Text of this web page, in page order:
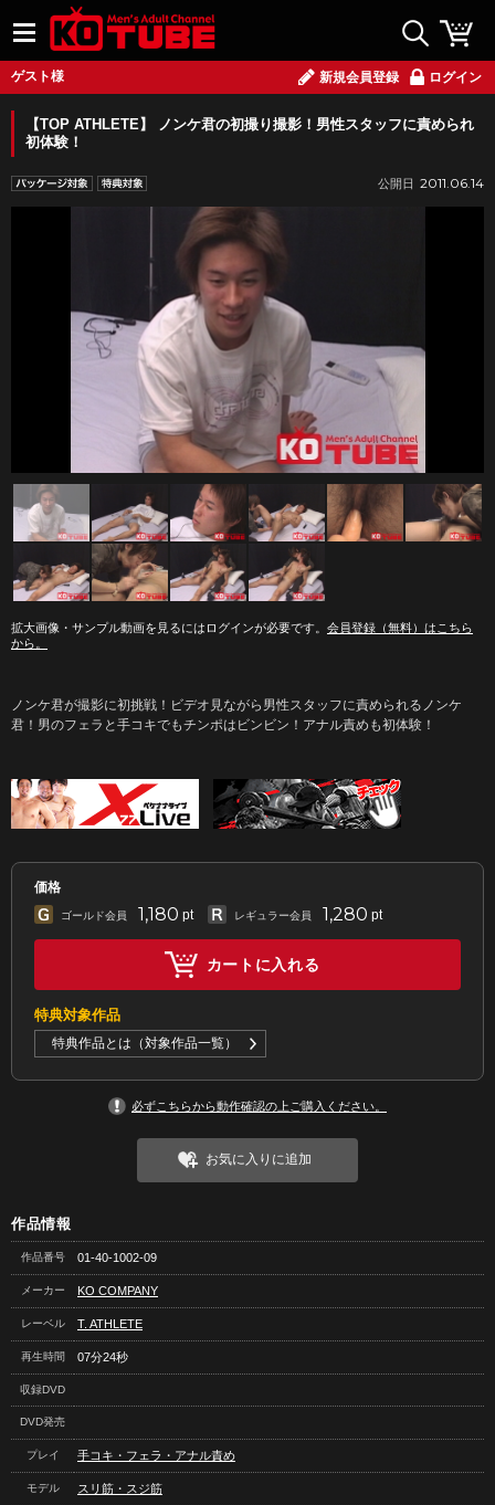
ゲスト様 新規会員登録 ログイン
【TOP ATHLETE】 ノンケ君の初撮り撮影！男性スタッフに責められ
初体験！
2011.06.14
拡大画像・サンプル動画を見るにはログインが必要です。 会員登録（無料）はこちら
から。
ノンケ君が撮影に初挑戦！ビデオ見ながら男性スタッフに責められるノンケ
君！男のフェラと手コキでもチンポはビンビン！アナル責めも初体験！
価格
ゴールド会員 1,180 pt レギュラー会員 1,280 pt
カートに入れる
特典対象作品
特典作品とは（対象作品一覧）
必ずこちらから動作確認の上ご購入ください。
お気に入りに追加
作品情報
作品番号 01-40-1002-09
メーカー KO COMPANY
レーベル T. ATHLETE
再生時間 07分24秒
収録DVD
DVD発売
プレイ 手コキ・フェラ・アナル責め
モデル スリ筋・スジ筋